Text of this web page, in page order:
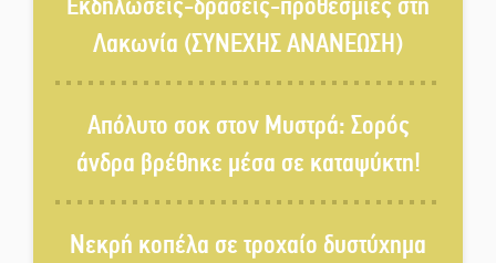
Τα Λαγκάδια κρατούν ζωντανή
την τέχνη της πέτρας
Εκδηλώσεις-δράσεις-προθεσμίες στη
Λακωνία (ΣΥΝΕΧΗΣ ΑΝΑΝΕΩΣΗ)
Απόλυτο σοκ στον Μυστρά: Σορός
άνδρα βρέθηκε μέσα σε καταψύκτη!
Νεκρή κοπέλα σε τροχαίο δυστύχημα